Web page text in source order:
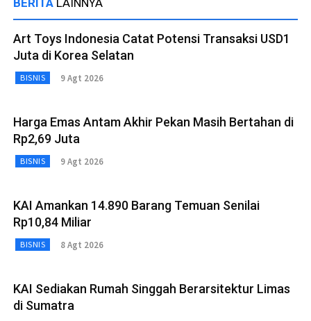
BERITA LAINNYA
Art Toys Indonesia Catat Potensi Transaksi USD1
Juta di Korea Selatan
BISNIS 9 Agt 2026
Harga Emas Antam Akhir Pekan Masih Bertahan di
Rp2,69 Juta
BISNIS 9 Agt 2026
KAI Amankan 14.890 Barang Temuan Senilai
Rp10,84 Miliar
BISNIS 8 Agt 2026
KAI Sediakan Rumah Singgah Berarsitektur Limas
di Sumatra